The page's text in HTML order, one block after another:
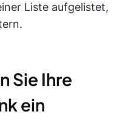
Liste aufgelistet,
Sie Ihre
ein